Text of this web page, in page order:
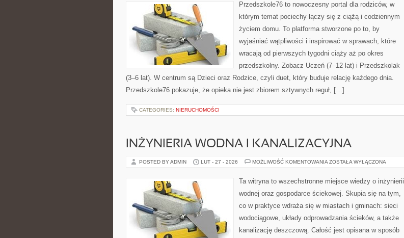
Przedszkole76 to nowoczesny portal dla rodziców, w
którym temat pociechy łączy się z ciążą i codziennym
życiem domu. To platforma stworzone po to, by
wyjaśniać wątpliwości i inspirować w sprawach, które
wracają od pierwszych tygodni ciąży aż po okres
przedszkolny. Zobacz Uczeń (7–12 lat) i Przedszkolak
(3–6 lat). W centrum są Dzieci oraz Rodzice, czyli duet, który buduje relację każdego dnia.
Przedszkole76 pokazuje, że opieka nie jest zbiorem sztywnych reguł, […]
CATEGORIES: NIERUCHOMOŚCI
INŻYNIERIA WODNA I KANALIZACYJNA
POSTED BY ADMIN LUT - 27 - 2026 MOŻLIWOŚĆ KOMENTOWANIA INŻYNIERIA
KANALIZACYJNA
ZOSTAŁA WYŁĄCZONA
Ta witryna to wszechstronne miejsce wiedzy o inżynierii
wodnej oraz gospodarce ściekowej. Skupia się na tym,
co w praktyce wdraża się w miastach i gminach: sieci
wodociągowe, układy odprowadzania ścieków, a także
kanalizację deszczową. Całość jest opisana w sposób